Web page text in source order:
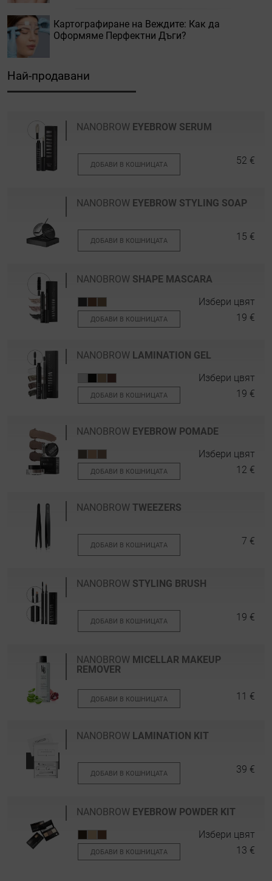
Картографиране на Веждите: Как да
Оформяме Перфектни Дъги?
Най-продавани
NANOBROW EYEBROW SERUM
ДОБАВИ В КОШНИЦАТА 52 €
NANOBROW EYEBROW STYLING SOAP
ДОБАВИ В КОШНИЦАТА 15 €
NANOBROW SHAPE MASCARA
Избери цвят
ДОБАВИ В КОШНИЦАТА 19 €
NANOBROW LAMINATION GEL
Избери цвят
ДОБАВИ В КОШНИЦАТА 19 €
NANOBROW EYEBROW POMADE
Избери цвят
ДОБАВИ В КОШНИЦАТА 12 €
NANOBROW TWEEZERS
ДОБАВИ В КОШНИЦАТА 7 €
NANOBROW STYLING BRUSH
ДОБАВИ В КОШНИЦАТА 19 €
NANOBROW MICELLAR MAKEUP
REMOVER
ДОБАВИ В КОШНИЦАТА 11 €
NANOBROW LAMINATION KIT
ДОБАВИ В КОШНИЦАТА 39 €
NANOBROW EYEBROW POWDER KIT
Избери цвят
ДОБАВИ В КОШНИЦАТА 13 €